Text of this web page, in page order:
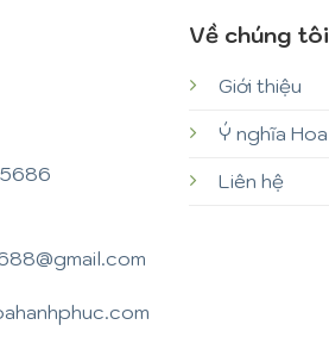
Về chúng tôi
Giới thiệu
Ý nghĩa Hoa
Liên hệ